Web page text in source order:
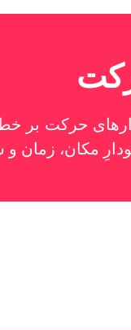
حرکت
مکان،